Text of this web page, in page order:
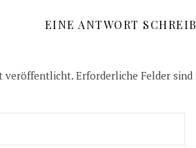
EINE ANTWORT
veröffentlicht.Erforderliche Felder sind